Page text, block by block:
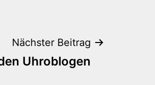
Nächster Beitrag
Uhroblogen